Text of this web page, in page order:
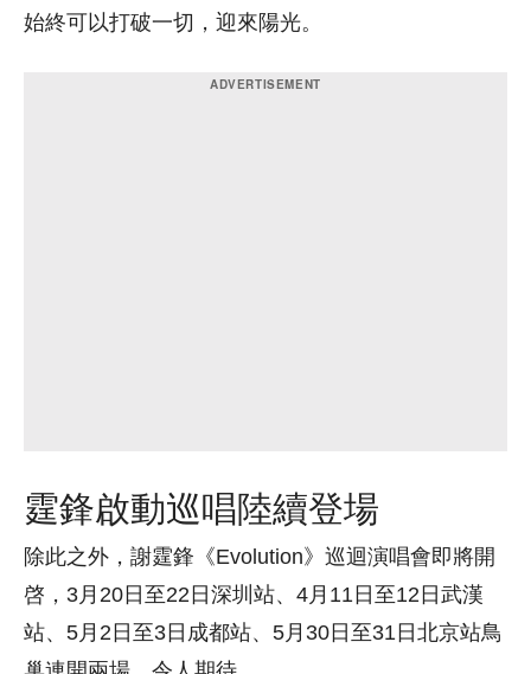
始終可以打破一切，迎來陽光。
霆鋒啟動巡唱陸續登場
除此之外，謝霆鋒《Evolution》巡迴演唱會即將開
啓，3月20日至22日深圳站、4月11日至12日武漢
站、5月2日至3日成都站、5月30日至31日北京站鳥